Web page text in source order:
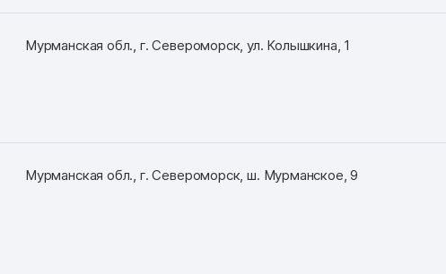
Мурманская обл., г. Североморск, ул. Колышкина, 1
Мурманская обл., г. Североморск, ш. Мурманское, 9